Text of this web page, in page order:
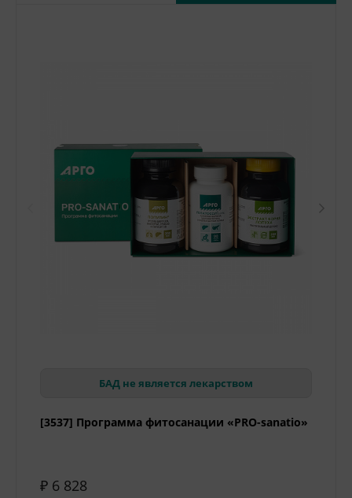
БАД не является лекарством
[3537] Программа фитосанации «PRO-sanatio»
₽ 6 828